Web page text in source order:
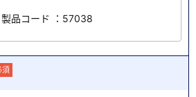
品コード ：57038
須